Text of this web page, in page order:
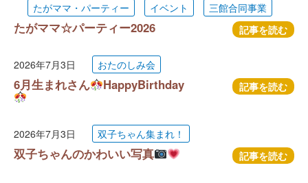
たがママ・パーティー
イベント 三館合同事業
たがママ☆パーティー2026 記事を読む
2026年7月3日 おたのしみ会
6月生まれさん HappyBirthday 記事を読む
2026年7月3日 双子ちゃん集まれ！
双子ちゃんのかわいい写真 記事を読む